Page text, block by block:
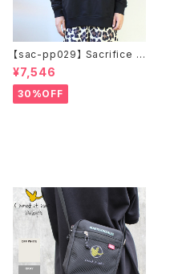
【sac-pp029】 Sacrifice サ
クリファイス 大きいサイズ メ
ンズ ユニセックス スウェット
パーカー 窓グラフィック 長袖
M L XL XXL 2L 大きめ 長袖
¥7,546
30%OFF